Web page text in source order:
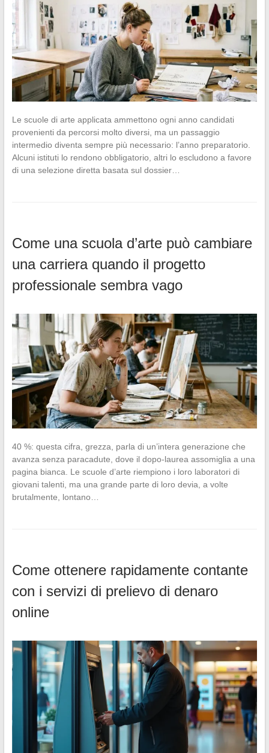
Le scuole di arte applicata ammettono ogni anno candidati
provenienti da percorsi molto diversi, ma un passaggio
intermedio diventa sempre più necessario: l’anno preparatorio.
Alcuni istituti lo rendono obbligatorio, altri lo escludono a favore
di una selezione diretta basata sul dossier…
Come una scuola d’arte può cambiare
una carriera quando il progetto
professionale sembra vago
40 %: questa cifra, grezza, parla di un’intera generazione che
avanza senza paracadute, dove il dopo-laurea assomiglia a una
pagina bianca. Le scuole d’arte riempiono i loro laboratori di
giovani talenti, ma una grande parte di loro devia, a volte
brutalmente, lontano…
Come ottenere rapidamente contante
con i servizi di prelievo di denaro
online